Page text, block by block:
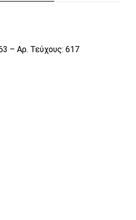
είναι διαθέσιμο για πώληση
– Αρ. Τεύχους: 617